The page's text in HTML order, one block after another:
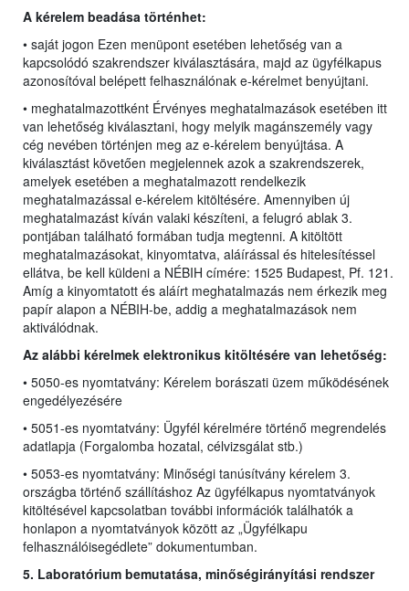
A kérelem beadása történhet:
• saját jogon Ezen menüpont esetében lehetőség van a
kapcsolódó szakrendszer kiválasztására, majd az ügyfélkapus
azonosítóval belépett felhasználónak e-kérelmet benyújtani.
• meghatalmazottként Érvényes meghatalmazások esetében itt
van lehetőség kiválasztani, hogy melyik magánszemély vagy
cég nevében történjen meg az e-kérelem benyújtása. A
kiválasztást követően megjelennek azok a szakrendszerek,
amelyek esetében a meghatalmazott rendelkezik
meghatalmazással e-kérelem kitöltésére. Amennyiben új
meghatalmazást kíván valaki készíteni, a felugró ablak 3.
pontjában található formában tudja megtenni. A kitöltött
meghatalmazásokat, kinyomtatva, aláírással és hitelesítéssel
ellátva, be kell küldeni a NÉBIH címére: 1525 Budapest, Pf. 121.
Amíg a kinyomtatott és aláírt meghatalmazás nem érkezik meg
papír alapon a NÉBIH-be, addig a meghatalmazások nem
aktiválódnak.
Az alábbi kérelmek elektronikus kitöltésére van lehetőség:
• 5050-es nyomtatvány: Kérelem borászati üzem működésének
engedélyezésére
• 5051-es nyomtatvány: Ügyfél kérelmére történő megrendelés
adatlapja (Forgalomba hozatal, célvizsgálat stb.)
• 5053-es nyomtatvány: Minőségi tanúsítvány kérelem 3.
országba történő szállításhoz Az ügyfélkapus nyomtatványok
kitöltésével kapcsolatban további információk találhatók a
honlapon a nyomtatványok között az „Ügyfélkapu
felhasználóisegédlete” dokumentumban.
5. Laboratórium bemutatása, minőségirányítási rendszer